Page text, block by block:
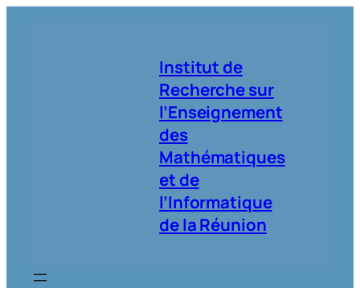
Institut de
Recherche sur
l’Enseignement
des
Mathématiques
et de
l’Informatique
de la Réunion